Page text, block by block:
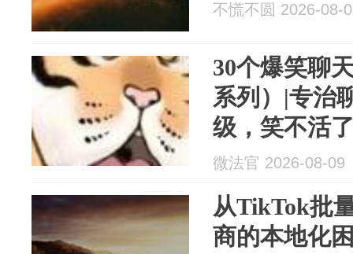
不慌不圆 2026-08-
30个爆笑聊
系列）|专治
级，笑不活
微法官 2026-08-09
从TikTok批
商的本地化